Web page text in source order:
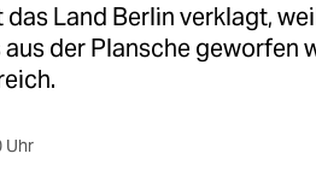
das Land Berlin verklagt,
der Plansche geworfen
Uhr